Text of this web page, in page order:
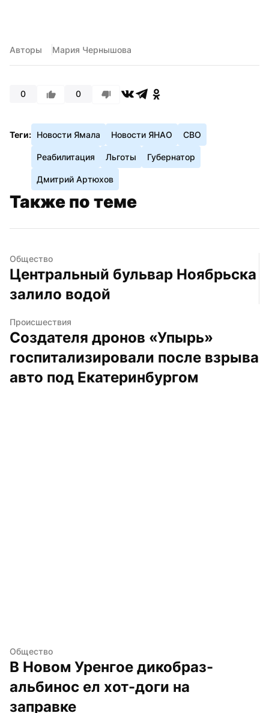
Авторы Мария Чернышова
0 0
Теги: Новости Ямала Новости ЯНАО СВО
Реабилитация Льготы Губернатор
Дмитрий Артюхов
Также по теме
Общество
Центральный бульвар Ноябрьска
залило водой
Происшествия
Создателя дронов «Упырь»
госпитализировали после взрыва
авто под Екатеринбургом
Общество
В Новом Уренгое дикобраз-
альбинос ел хот-доги на
заправке